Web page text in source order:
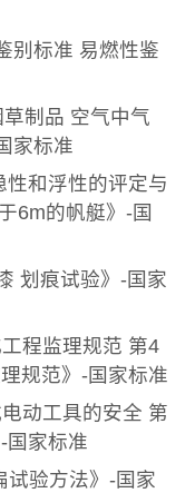
别标准 易燃性鉴
制品 空气中气
家标准
和浮性的评定与
6m的帆艇》-国
划痕试验》-国家
程监理规范 第4
规范》-国家标准
动工具的安全 第
国家标准
试验方法》-国家